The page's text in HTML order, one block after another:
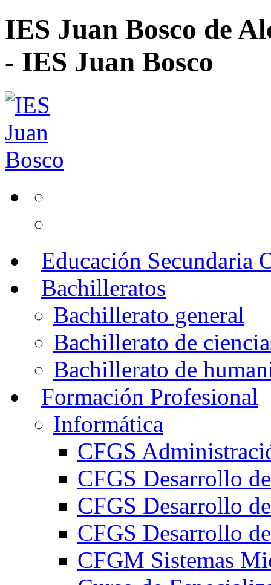
IES Juan Bosco de
- IES Juan Bosco
Educación Secundaria
Bachilleratos
Bachillerato general
Bachillerato de
Bachillerato de
Formación Profesional
Informática
CFGS
CFGS Desarrollo
CFGS Desarrollo
CFGS Desarrollo
CFGM Sistemas